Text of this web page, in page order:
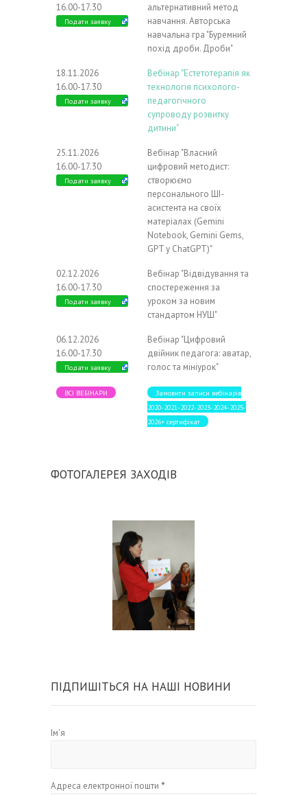
16.00-17.30
Подати заявку
альтернативний метод
навчання. Авторська
навчальна гра "Буремний
похід дроби. Дроби"
18.11.2026
16.00-17.30
Подати заявку
Вебінар "Естетотерапія як
технологія психолого-
педагогічного
супроводу розвитку
дитини"
25.11.2026
16.00-17.30
Подати заявку
Вебінар "Власний
цифровий методист:
створюємо
персонального ШІ-
асистента на своїх
матеріалах (Gemini
Notebook, Gemini Gems,
GPT у ChatGPT)"
02.12.2026
16.00-17.30
Подати заявку
Вебінар "Відвідування та
спостереження за
уроком за новим
стандартом НУШ"
06.12.2026
16.00-17.30
Подати заявку
Вебінар "Цифровий
двійник педагога: аватар,
голос та мініурок"
ВСІ ВЕБІНАРИ
Замовити записи вебінарів
2020-2021-2022-2023-2024-2025-
2026+ сертифікат
ФОТОГАЛЕРЕЯ ЗАХОДІВ
ПІДПИШІТЬСЯ НА НАШІ НОВИНИ
Ім'я
Адреса електронної пошти *